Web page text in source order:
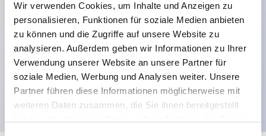
Wir verwenden Cookies, um Inhalte und Anzeigen zu
personalisieren, Funktionen für soziale Medien anbieten
zu können und die Zugriffe auf unsere Website zu
analysieren. Außerdem geben wir Informationen zu Ihrer
Verwendung unserer Website an unsere Partner für
soziale Medien, Werbung und Analysen weiter. Unsere
Partner führen diese Informationen möglicherweise mit
weiteren Daten zusammen, die Sie ihnen bereitgestellt
59,9 mm (※ 22-stufiger Kontaktblock).
Platzsparendes Design möglich.
Sicherheitsstruktur der 3. Generation: 2-Aktions-
Freisetzung, integrierter Schutz, IP20-
Fingerschutzstruktur